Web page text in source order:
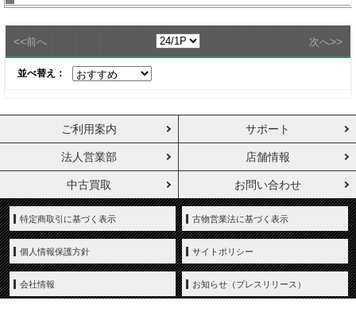
<<前へ 次へ>>
並べ替え：
ご利用案内 サポート
法人営業部 店舗情報
中古買取 お問い合わせ
特定商取引に基づく表示 古物営業法に基づく表示
個人情報保護方針 サイトポリシー
会社情報 お知らせ（プレスリリース）